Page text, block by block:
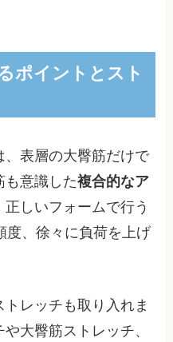
ポイントとスト
表層の大臀筋だけで
も意識した複合的なア
しいフォームで行う
度、徐々に負荷を上げ
トレッチも取り入れま
大臀筋ストレッチ、